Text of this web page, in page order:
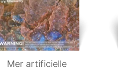
Mer artificielle